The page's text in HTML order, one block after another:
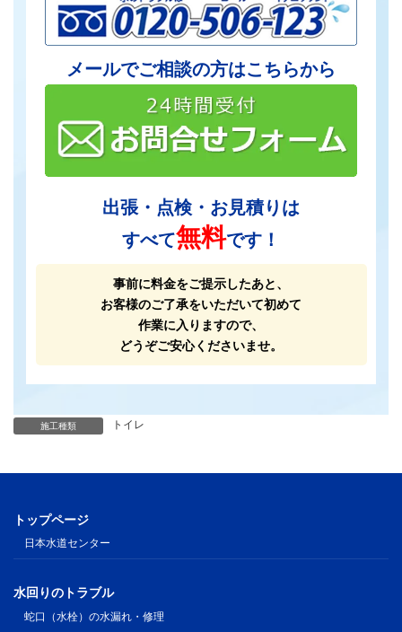
メールでご相談の方はこちらから
出張・点検・お見積りは
すべて無料です！
事前に料金をご提示したあと、
お客様のご了承をいただいて初めて
作業に入りますので、
どうぞご安心くださいませ。
施工種類 トイレ
トップページ
日本水道センター
水回りのトラブル
蛇口（水栓）の水漏れ・修理